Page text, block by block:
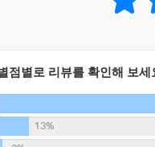
장 큰 영향을 미친 소설로
의 기간이 필요하였다”(
초월한 감동을 주는 영원
점별로 리뷰를 확인해 보세
13%